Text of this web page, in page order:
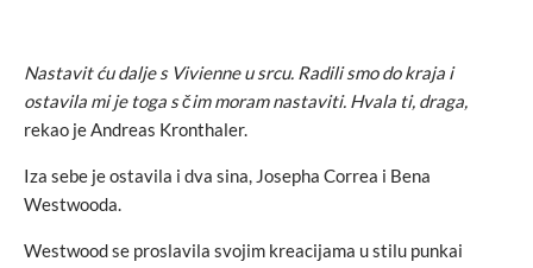
Nastavit ću dalje s Vivienne u srcu. Radili smo do kraja i
ostavila mi je toga s čim moram nastaviti. Hvala ti, draga,
rekao je Andreas Kronthaler.
Iza sebe je ostavila i dva sina, Josepha Correa i Bena
Westwooda.
Westwood se proslavila svojim kreacijama u stilu punkai